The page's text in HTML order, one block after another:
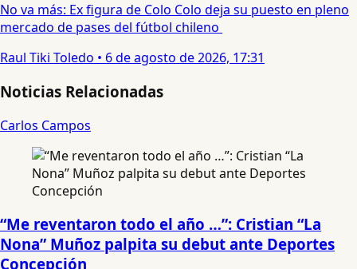
No va más: Ex figura de Colo Colo deja su puesto en pleno
mercado de pases del fútbol chileno
Raul Tiki Toledo • 6 de agosto de 2026, 17:31
Noticias Relacionadas
Carlos Campos
“Me reventaron todo el año …”: Cristian “La
Nona” Muñoz palpita su debut ante Deportes
Concepción